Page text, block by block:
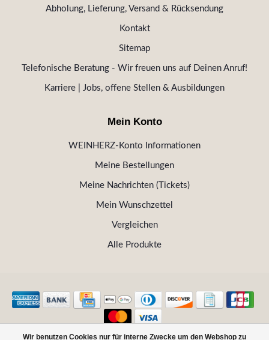
Wir benutzen Cookies nur für interne Zwecke um den Webshop zu
Abholung, Lieferung, Versand & Rücksendung
Kontakt
Sitemap
Telefonische Beratung - Wir freuen uns auf Deinen Anruf!
Karriere | Jobs, offene Stellen & Ausbildungen
Mein Konto
WEINHERZ-Konto Informationen
Meine Bestellungen
Meine Nachrichten (Tickets)
Mein Wunschzettel
Vergleichen
Alle Produkte